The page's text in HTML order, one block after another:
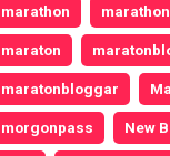
marathon
maraton
maratonbloggar
morgonpass New